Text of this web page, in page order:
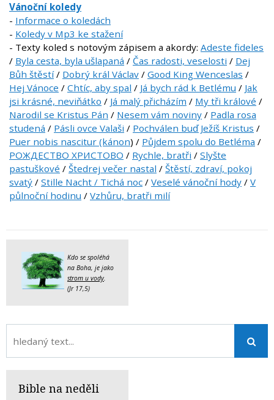
Vánoční koledy
- Informace o koledách
- Koledy v Mp3 ke stažení
- Texty koled s notovým zápisem a akordy: Adeste fideles
/ Byla cesta, byla ušlapaná / Čas radosti, veselosti / Dej
Bůh štěstí/ Dobrý král Václav / Good King Wenceslas /
Hej Vánoce / Chtíc, aby spal / Já bych rád k Betlému / Jak
jsi krásné, neviňátko / Já malý přicházím / My tři králové /
Narodil se Kristus Pán / Nesem vám noviny / Padla rosa
studená / Pásli ovce Valaši / Pochválen buď Ježíš Kristus /
Puer nobis nascitur (kánon) / Půjdem spolu do Betléma /
РОЖДЕСТВО ХРИСТОВО / Rychle, bratři / Slyšte
pastuškové / Štedrej večer nastal / Štěstí, zdraví, pokoj
svatý / Stille Nacht / Tichá noc / Veselé vánoční hody / V
půlnoční hodinu / Vzhůru, bratři milí
Kdo se spoléhá
na Boha, je jako
strom u vody.
(Jr 17,5)
Bible na neděli